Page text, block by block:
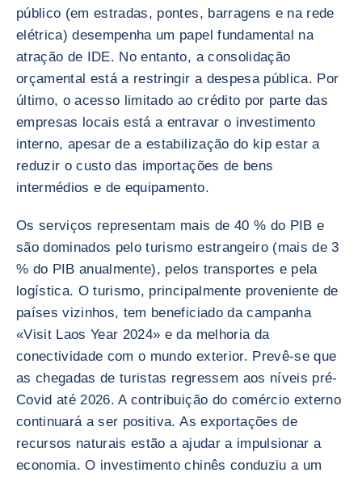
público (em estradas, pontes, barragens e na rede
elétrica) desempenha um papel fundamental na
atração de IDE. No entanto, a consolidação
orçamental está a restringir a despesa pública. Por
último, o acesso limitado ao crédito por parte das
empresas locais está a entravar o investimento
interno, apesar de a estabilização do kip estar a
reduzir o custo das importações de bens
intermédios e de equipamento.
Os serviços representam mais de 40 % do PIB e
são dominados pelo turismo estrangeiro (mais de 3
% do PIB anualmente), pelos transportes e pela
logística. O turismo, principalmente proveniente de
países vizinhos, tem beneficiado da campanha
«Visit Laos Year 2024» e da melhoria da
conectividade com o mundo exterior. Prevê-se que
as chegadas de turistas regressem aos níveis pré-
Covid até 2026. A contribuição do comércio externo
continuará a ser positiva. As exportações de
recursos naturais estão a ajudar a impulsionar a
economia. O investimento chinês conduziu a um